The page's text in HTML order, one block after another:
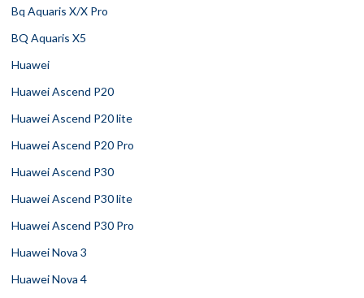
Bq Aquaris X/X Pro
BQ Aquaris X5
Huawei
Huawei Ascend P20
Huawei Ascend P20 lite
Huawei Ascend P20 Pro
Huawei Ascend P30
Huawei Ascend P30 lite
Huawei Ascend P30 Pro
Huawei Nova 3
Huawei Nova 4